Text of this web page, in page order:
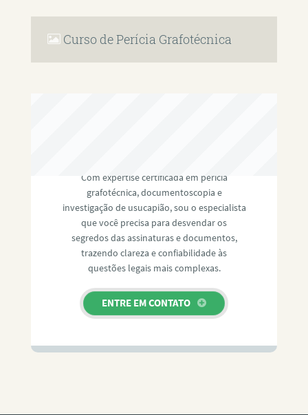
Curso de Perícia Grafotécnica
Com expertise certificada em perícia
grafotécnica, documentoscopia e
investigação de usucapião, sou o especialista
que você precisa para desvendar os
segredos das assinaturas e documentos,
trazendo clareza e confiabilidade às
questões legais mais complexas.
ENTRE EM CONTATO